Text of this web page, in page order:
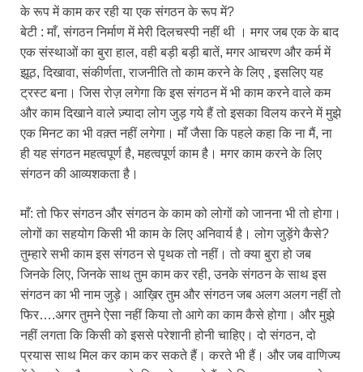
के रूप में काम कर रही या एक संगठन के रूप में?
बेटी : माँ, संगठन निर्माण में मेरी दिलचस्पी नहीं थी । मगर जब एक के बाद
एक संस्थाओं का बुरा हाल, वही बड़ी बड़ी बातें, मगर आचरण और कर्म में
झूठ, दिखावा, संकीर्णता, राजनीति तो काम करने के लिए , इसलिए यह
ट्रस्ट बना। जिस रोज़ लगेगा कि इस संगठन में भी काम करने वाले कम
और काम दिखाने वाले ज़्यादा लोग जुड़ गये हैं तो इसका विलय करने में मुझे
एक मिनट का भी वक़्त नहीं लगेगा। माँ जैसा कि पहले कहा कि ना मैं, ना
ही यह संगठन महत्वपूर्ण है, महत्वपूर्ण काम है। मगर काम करने के लिए
संगठन की आव्यशकता है।
माँ: तो फिर संगठन और संगठन के काम को लोगों को जानना भी तो होगा।
लोगों का सहयोग किसी भी काम के लिए अनिवार्य है। लोग जुड़ेंगे कैसे?
तुम्हारे सभी काम इस संगठन से पृथक तो नहीं। तो क्या बुरा हो जब
जिनके लिए, जिनके साथ तुम काम कर रही, उनके संगठन के साथ इस
संगठन का भी नाम जुड़े। आख़िर तुम और संगठन जब अलग अलग नहीं तो
फिर….अगर तुमने ऐसा नहीं किया तो आगे का काम कैसे होगा। और मुझे
नहीं लगता कि किसी को इससे परेशानी होनी चाहिए। दो संगठन, दो
प्रयास साथ मिल कर काम कर सकते हैं। करते भी हैं। और जब वाणिज्य